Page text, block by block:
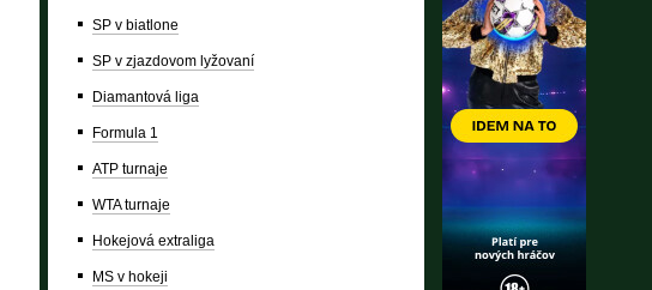
SP v biatlone
SP v zjazdovom lyžovaní
Diamantová liga
Formula 1
ATP turnaje
WTA turnaje
Hokejová extraliga
MS v hokeji